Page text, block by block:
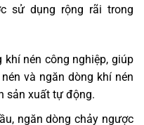
sử dụng rộng rãi trong
nén công nghiệp, giúp
và ngăn dòng khí nén
sản xuất tự động.
ngăn dòng chảy ngược